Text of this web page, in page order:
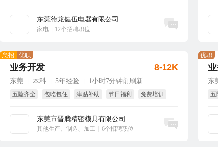
东莞德龙健伍电器有限公司
家电 12个招聘职位
立即沟通
业务开发
东莞 本科 5年经验 1小时7分钟前刷新
五险齐全 包吃包住 津贴补助 节日福利
免费培训
东莞市晋腾精密模具有限公司
其他生产、制造、加工 6个招聘职位
急招 优职
8-12K
立即沟通
东
五
优职